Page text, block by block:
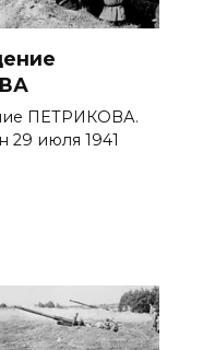
ПЕТРИКОВА.
29 июля 1941